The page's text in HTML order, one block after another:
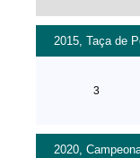
2015, Taça de
3
2020,